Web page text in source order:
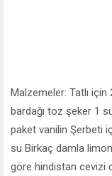
Malzemeler: Tatlı için
bardağı toz şeker 1
paket vanilin Şerbeti
su Birkaç damla
göre hindistan cevizi